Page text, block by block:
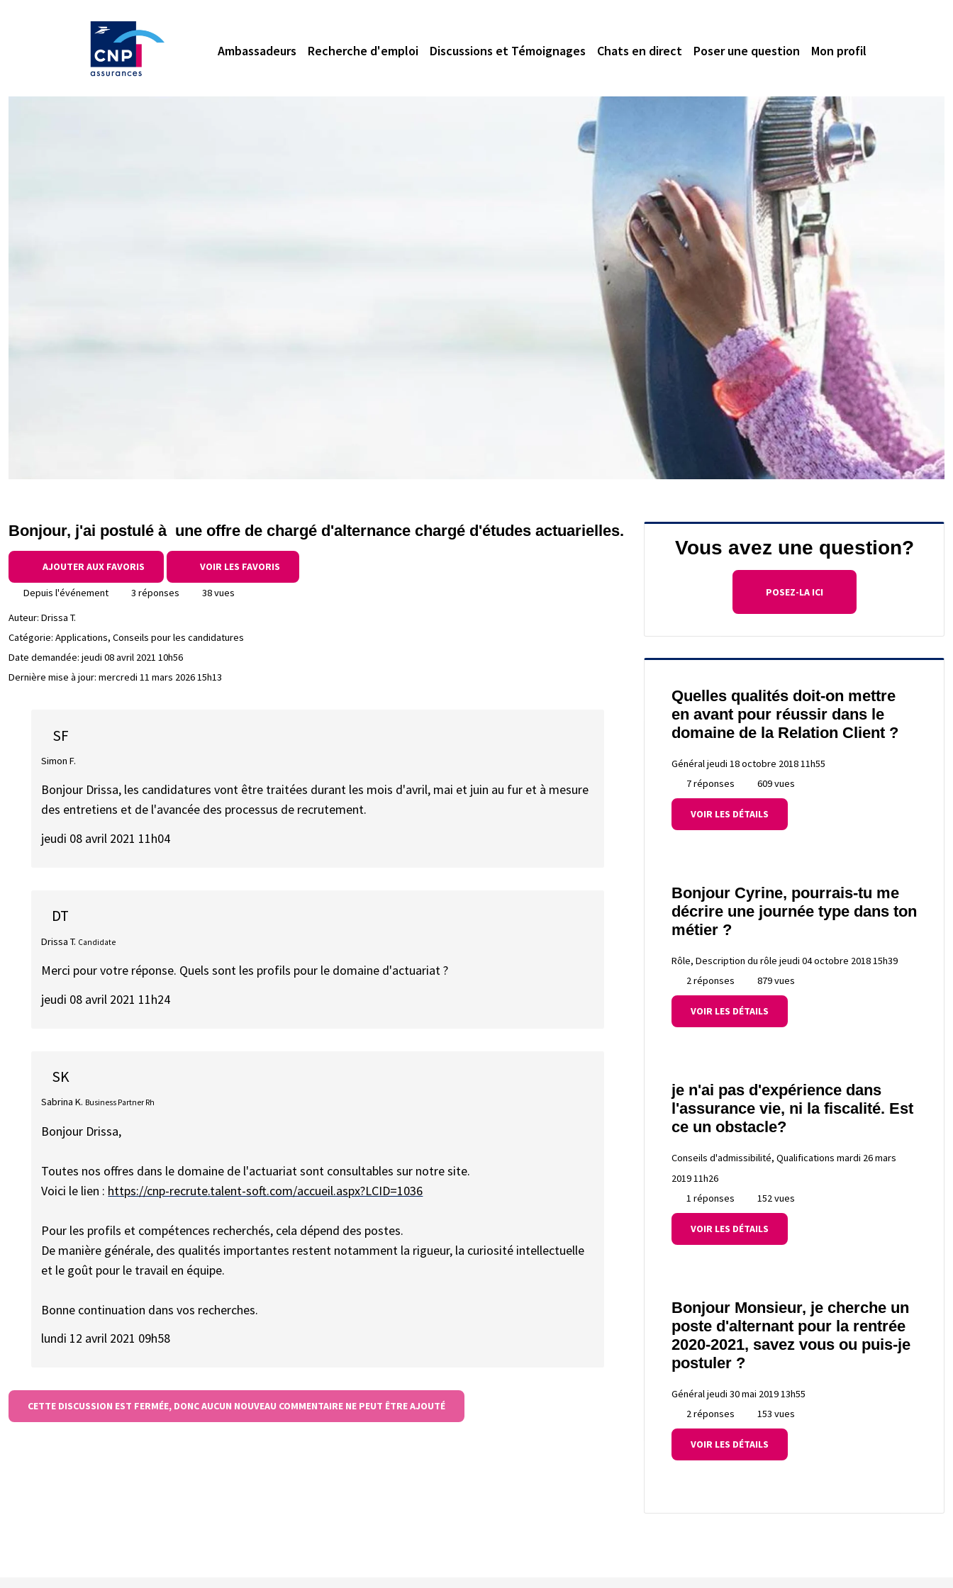
Ambassadeurs Recherche d'emploi Discussions et Témoignages Chats en direct Poser une question Mon profil
Bonjour, j'ai postulé à une offre de chargé d'alternance chargé d'études actuarielles.
AJOUTER AUX FAVORIS VOIR LES FAVORIS
Depuis l'événement 3 réponses
38 vues
Auteur: Drissa T.
Catégorie: Applications, Conseils pour les candidatures
Date demandée: jeudi 08 avril 2021 10h56
Dernière mise à jour: mercredi 11 mars 2026 15h13
SF
Simon F.
Bonjour Drissa, les candidatures vont être traitées durant les mois d'avril, mai et juin au fur et à mesure
des entretiens et de l'avancée des processus de recrutement.
jeudi 08 avril 2021 11h04
DT
Drissa T. Candidate
Merci pour votre réponse. Quels sont les profils pour le domaine d'actuariat ?
jeudi 08 avril 2021 11h24
SK
Sabrina K. Business Partner Rh
Bonjour Drissa,
Toutes nos offres dans le domaine de l'actuariat sont consultables sur notre site.
Voici le lien : https://cnp-recrute.talent-soft.com/accueil.aspx?LCID=1036
Pour les profils et compétences recherchés, cela dépend des postes.
De manière générale, des qualités importantes restent notamment la rigueur, la curiosité intellectuelle
et le goût pour le travail en équipe.
Bonne continuation dans vos recherches.
lundi 12 avril 2021 09h58
CETTE DISCUSSION EST FERMÉE, DONC AUCUN NOUVEAU COMMENTAIRE NE PEUT ÊTRE AJOUTÉ
Vous avez une question?
POSEZ-LA ICI
Quelles qualités doit-on mettre
en avant pour réussir dans le
domaine de la Relation Client ?
Général jeudi 18 octobre 2018 11h55
7 réponses
609 vues
VOIR LES DÉTAILS
Bonjour Cyrine, pourrais-tu me
décrire une journée type dans ton
métier ?
Rôle, Description du rôle jeudi 04 octobre 2018 15h39
2 réponses
879 vues
VOIR LES DÉTAILS
je n'ai pas d'expérience dans
l'assurance vie, ni la fiscalité. Est
ce un obstacle?
Conseils d'admissibilité, Qualifications mardi 26 mars
2019 11h26
1 réponses
152 vues
VOIR LES DÉTAILS
Bonjour Monsieur, je cherche un
poste d'alternant pour la rentrée
2020-2021, savez vous ou puis-je
postuler ?
Généraljeudi 30 mai 2019 13h55
2 réponses
153 vues
VOIR LES DÉTAILS